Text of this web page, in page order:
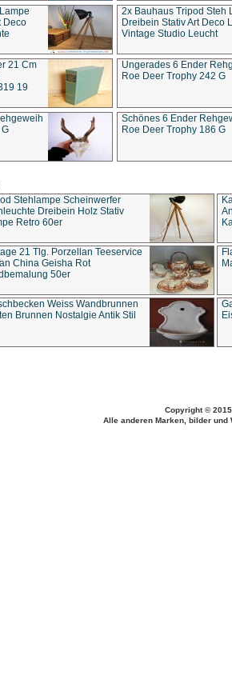
Deco
2x Bauhaus Tripod Steh
Dreibein Stativ Art Deco
Vintage Studio Leucht
21 Cm
19
Ungerades 6 Ender
Roe Deer Trophy 242 G
Schönes 6 Ender
Roe Deer Trophy 186 G
Stehlampe Scheinwerfer
Dreibein Holz Stativ
Retro 60er
21 Tlg. Porzellan Teeservice
China Geisha Rot
50er
Weiss Wandbrunnen
Brunnen Nostalgie Antik Stil
Copyright ©
Alle anderen Marken, bilder und